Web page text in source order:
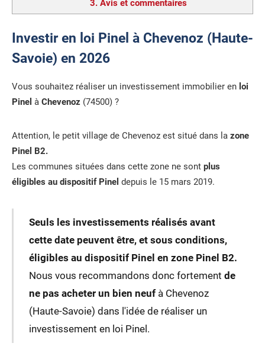
3. Avis et commentaires
Investir en loi Pinel à Chevenoz (Haute-
Savoie) en 2026
Vous souhaitez réaliser un investissement immobilier en loi
Pinel à Chevenoz (74500) ?
Attention, le petit village de Chevenoz est situé dans la zone
Pinel B2.
Les communes situées dans cette zone ne sont plus
éligibles au dispositif Pinel depuis le 15 mars 2019.
Seuls les investissements réalisés avant
cette date peuvent être, et sous conditions,
éligibles au dispositif Pinel en zone Pinel B2.
Nous vous recommandons donc fortement de
ne pas acheter un bien neufà Chevenoz
(Haute-Savoie) dans l'idée de réaliser un
investissement en loi Pinel.